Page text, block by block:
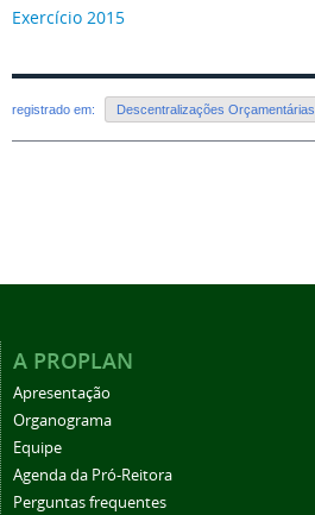
Exercício 2015
registrado em: Descentralizações Orçamentárias
A PROPLAN
Apresentação
Organograma
Equipe
Agenda da Pró-Reitora
Perguntas frequentes